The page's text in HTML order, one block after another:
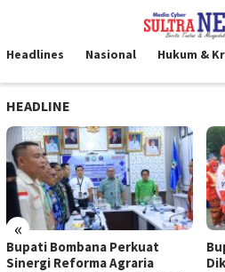
kontenMobile
Headlines Nasional Hukum &
HEADLINE
«
Bupati Bombana Perkuat
Sinergi Reforma Agraria